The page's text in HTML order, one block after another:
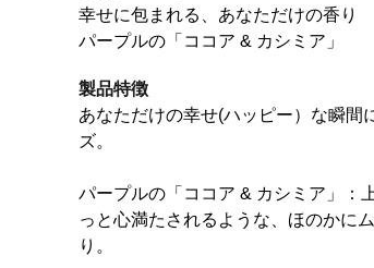
幸せに包まれる、あなただけの香り
パープルの「ココア & カシミア」
製品特徴
あなただけの幸せ(ハッピー）な瞬間
ズ。
パープルの「ココア & カシミア」：
っと心満たされるような、ほのかに
り。